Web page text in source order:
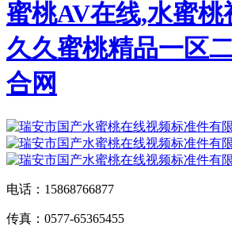
蜜桃AV在线,水蜜桃
久久蜜桃精品一区
合网
电话：15868766877
传真：0577-65365455